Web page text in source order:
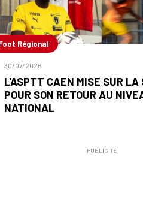
Régional
30/07/2026
L'ASPTT CAEN MISE SUR
POUR SON RETOUR AU
NATIONAL
PUBLICITÉ